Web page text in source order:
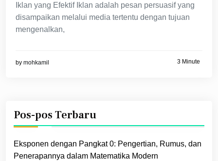
Iklan yang Efektif Iklan adalah pesan persuasif yang
disampaikan melalui media tertentu dengan tujuan
mengenalkan,
by mohkamil 3 Minute
Pos-pos Terbaru
Eksponen dengan Pangkat 0: Pengertian, Rumus, dan
Penerapannya dalam Matematika Modern